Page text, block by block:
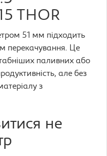
THOR
51 мм підходить
перекачування. Це
паливних або
але без
з
не